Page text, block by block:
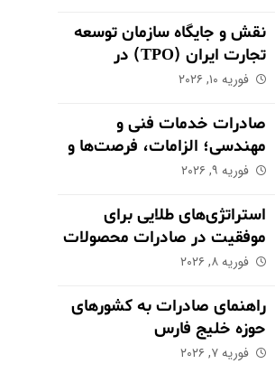
نقش و جایگاه سازمان توسعه
تجارت ایران (TPO) در
اکوسیستم صادراتی
فوریه ۱۰, ۲۰۲۶
صادرات خدمات فنی و
مهندسی؛ الزامات، فرصت‌ها و
چالش‌های کلیدی
فوریه ۹, ۲۰۲۶
استراتژی‌های طلایی برای
موفقیت در صادرات محصولات
کشاورزی و مواد غذایی
فوریه ۸, ۲۰۲۶
راهنمای صادرات به کشورهای
حوزه خلیج فارس
فوریه ۷, ۲۰۲۶